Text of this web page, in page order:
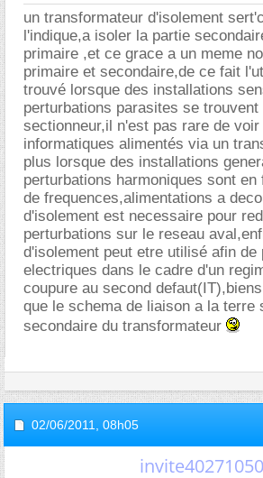
un transformateur d'isolement
l'indique,a isoler la partie
primaire ,et ce grace a un meme
primaire et secondaire,de ce fait
trouvé lorsque des installations
perturbations parasites se trouvent
sectionneur,il n'est pas rare de voir
informatiques alimentés via un
plus lorsque des installations
perturbations harmoniques sont
de frequences,alimentations a
d'isolement est necessaire pour
perturbations sur le reseau
d'isolement peut etre utilisé afin de
electriques dans le cadre d'un
coupure au second
que le schema de liaison a la terre
secondaire du transformateur
02/06/2011, 08h05
invite40271050